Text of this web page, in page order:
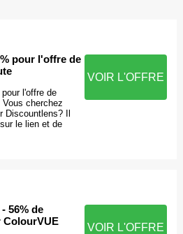
pour l'offre de
l'offre de
cherchez
Discountlens? Il
le lien et de
VOIR L'OFFRE
56% de
VOIR L'OFFRE